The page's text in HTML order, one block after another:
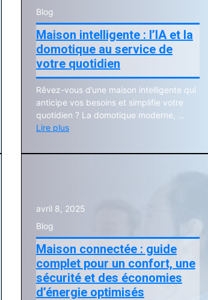
Blog
Maison intelligente : l’IA et la
domotique au service de
votre quotidien
Rêvez-vous d’une maison intelligente qui
anticipe vos besoins et simplifie votre
quotidien ? La domotique moderne, …
Lire plus
avril 8, 2025
Blog
Maison connectée : guide
complet pour un confort, une
sécurité et des économies
d’énergie optimisés